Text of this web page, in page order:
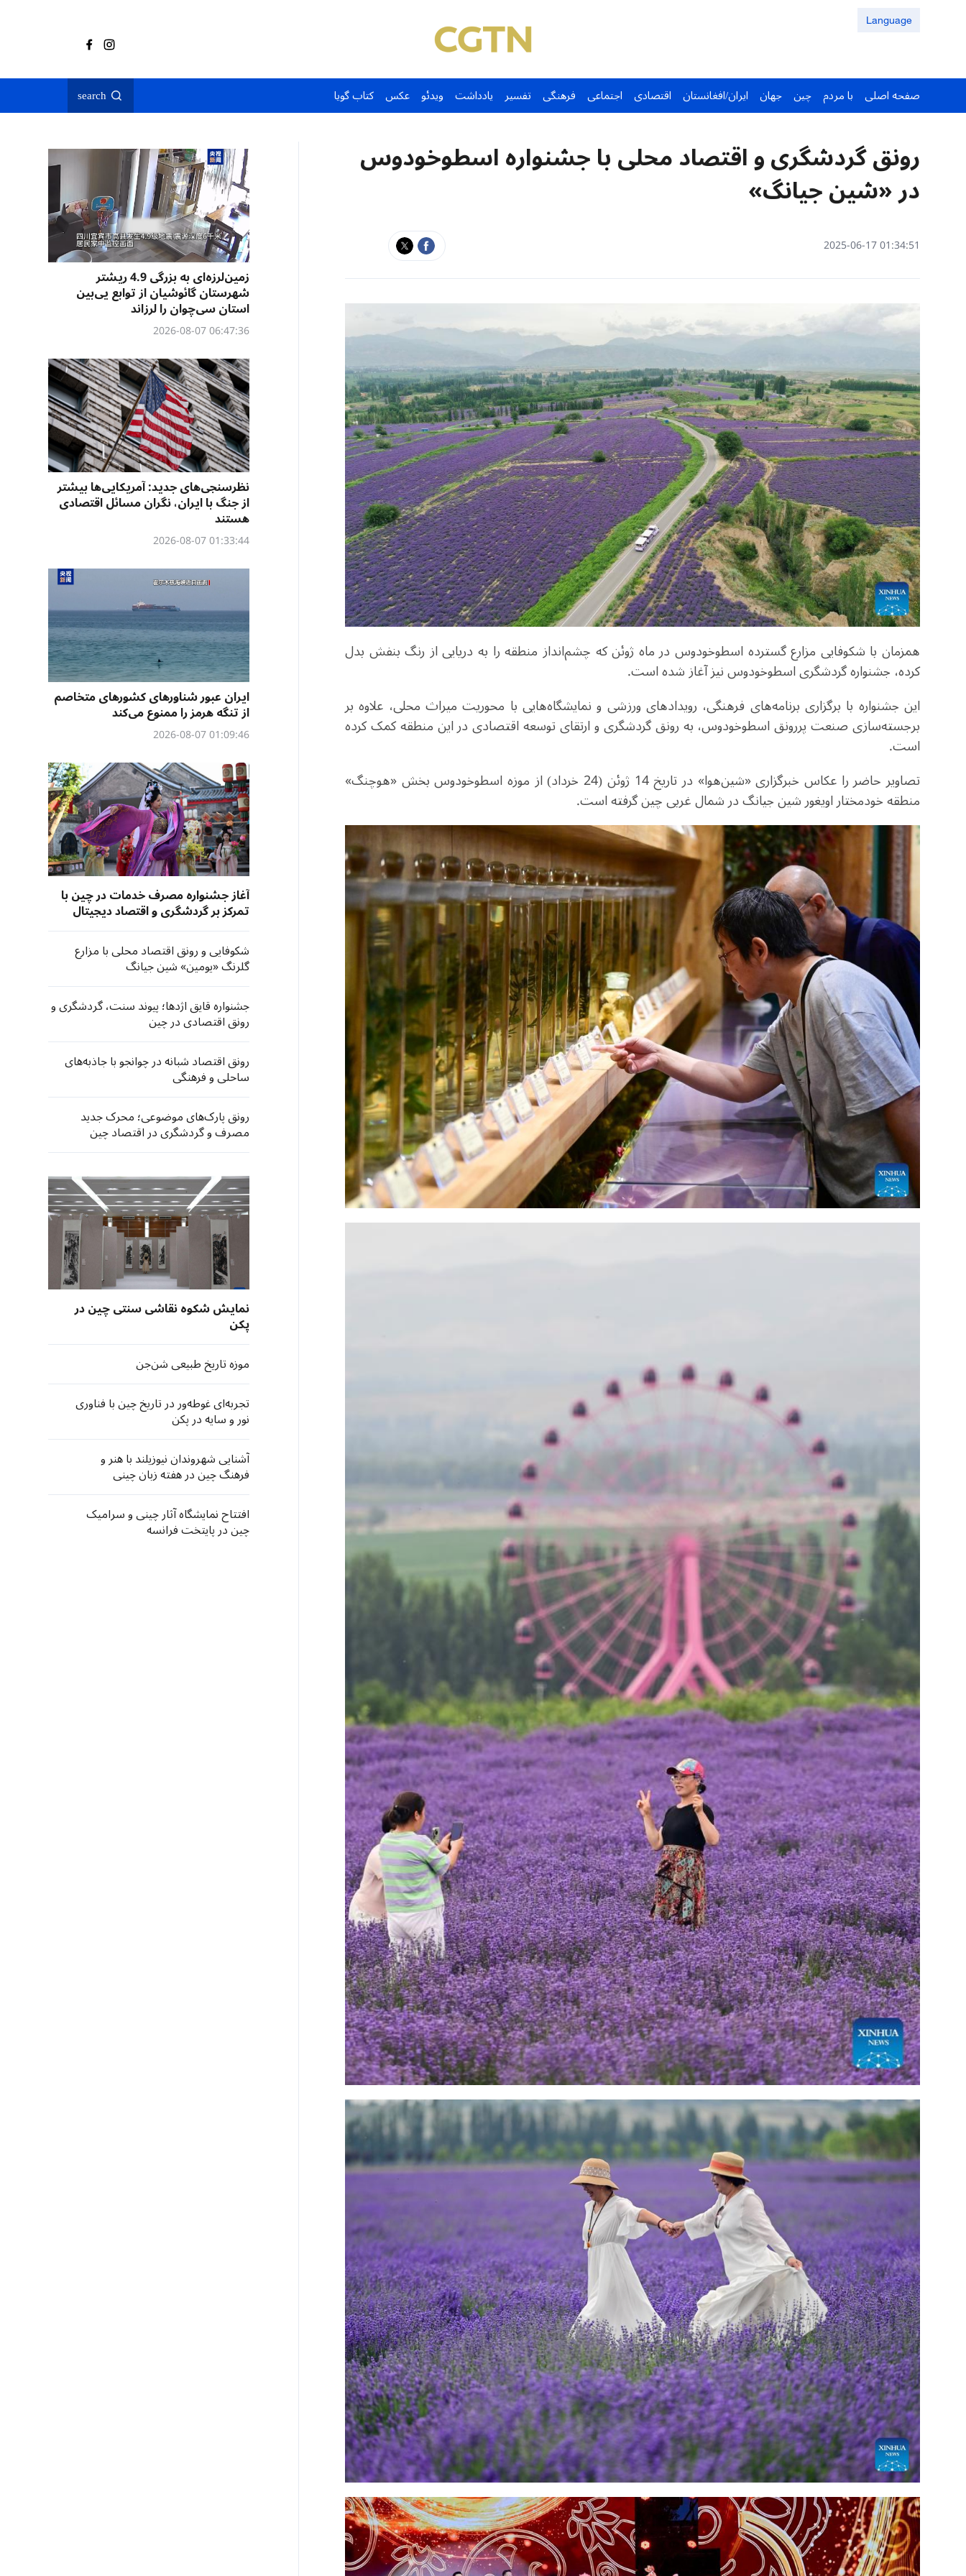
Language
صفحه اصلی با مردم چین جهان ایران/افغانستان اقتصادی اجتماعی فرهنگی تفسیر یادداشت ویدئو عکس کتاب گویا search
رونق گردشگری و اقتصاد محلی با جشنواره اسطوخودوس
در «شین جیانگ»
01:34:51 2025-06-17
همزمان با شکوفایی مزارع گسترده اسطوخودوس در ماه ژوئن که چشم‌انداز منطقه را به دریایی از رنگ بنفش بدل
کرده، جشنواره گردشگری اسطوخودوس نیز آغاز شده است.
این جشنواره با برگزاری برنامه‌های فرهنگی، رویدادهای ورزشی و نمایشگاه‌هایی با محوریت میراث محلی، علاوه بر
برجسته‌سازی صنعت پررونق اسطوخودوس، به رونق گردشگری و ارتقای توسعه اقتصادی در این منطقه کمک کرده
است.
تصاویر حاضر را عکاس خبرگزاری «شین‌هوا» در تاریخ 14 ژوئن (24 خرداد) از موزه اسطوخودوس بخش «هوچنگ»
منطقه خودمختار اویغور شین جیانگ در شمال غربی چین گرفته است.
زمین‌لرزه‌ای به بزرگی 4.9 ریشتر
شهرستان گائوشیان از توابع یی‌بین
استان سی‌چوان را لرزاند
06:47:36 2026-08-07
نظرسنجی‌‌های جدید: آمریکایی‌ها بیشتر
از جنگ با ایران، نگران مسائل اقتصادی
هستند
01:33:44 2026-08-07
ایران عبور شناورهای کشورهای متخاصم
از تنگه هرمز را ممنوع می‌کند
01:09:46 2026-08-07
آغاز جشنواره مصرف خدمات در چین با
تمرکز بر گردشگری و اقتصاد دیجیتال
شکوفایی و رونق اقتصاد محلی با مزارع
گلرنگ «یومین» شین جیانگ
جشنواره قایق اژدها؛ پیوند سنت، گردشگری و
رونق اقتصادی در چین
رونق اقتصاد شبانه در چوانجو با جاذبه‌های
ساحلی و فرهنگی
رونق پارک‌های موضوعی؛ محرک جدید
مصرف و گردشگری در اقتصاد چین
نمایش شکوه نقاشی سنتی چین در
پکن
موزه تاریخ طبیعی شن‌جن
تجربه‌ای غوطه‌ور در تاریخ چین با فناوری
نور و سایه در پکن
آشنایی شهروندان نیوزیلند با هنر و
فرهنگ چین در هفته زبان چینی
افتتاح نمایشگاه آثار چینی و سرامیک
چین در پایتخت فرانسه